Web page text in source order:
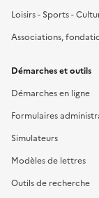
Loisirs - Sports -
Associations,
Démarches et outils
Démarches en ligne
Formulaires
Simulateurs
Modèles de lettres
Outils de recherche